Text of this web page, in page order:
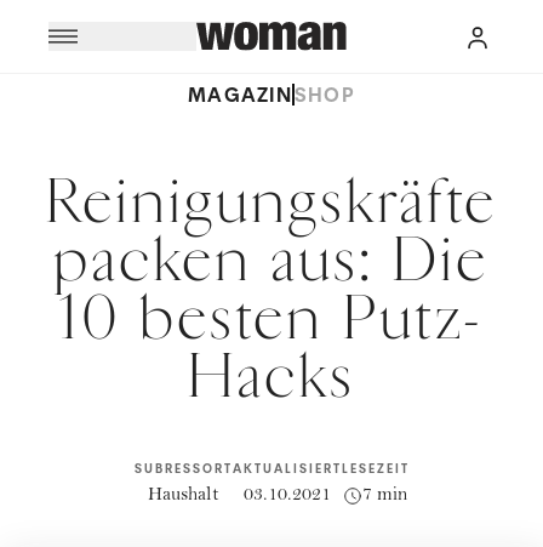
MAGAZINSHOP
Reinigungskräfte
packen aus: Die
10 besten Putz-
Hacks
SUBRESSORT
Haushalt
AKTUALISIERT
03.10.2021
LESEZEIT
7 min